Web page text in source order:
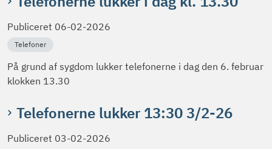
Publiceret 06-02-2026
Telefoner
På grund af sygdom lukker telefonerne i dag den 6. februar
klokken 13.30
Telefonerne lukker 13:30 3/2-26
Publiceret 03-02-2026